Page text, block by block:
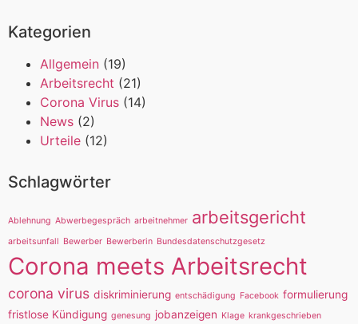
Kategorien
Allgemein (19)
Arbeitsrecht (21)
Corona Virus (14)
News (2)
Urteile (12)
Schlagwörter
Ablehnung Abwerbegespräch arbeitnehmer arbeitsgericht
arbeitsunfall Bewerber Bewerberin Bundesdatenschutzgesetz
Corona meets Arbeitsrecht
corona virus diskriminierung entschädigung Facebook formulierung
fristlose Kündigung genesung jobanzeigen Klage krankgeschrieben